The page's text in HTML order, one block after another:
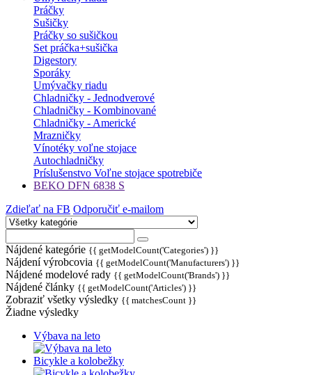
Práčky
Sušičky
Práčky so sušičkou
Set práčka+sušička
Digestory
Sporáky
Umývačky riadu
Chladničky - Jednodverové
Chladničky - Kombinované
Chladničky - Americké
Mrazničky
Vínotéky voľne stojace
Autochladničky
Príslušenstvo Voľne stojace spotrebiče
BEKO DFN 6838 S
Zdieľať na FB Odporučiť e-mailom
Nájdené kategórie {{ getModelCount('Categories') }}
Nájdení výrobcovia {{ getModelCount('Manufacturers') }}
Nájdené modelové rady {{ getModelCount('Brands') }}
Nájdené články {{ getModelCount('Articles') }}
Zobraziť všetky výsledky {{ matchesCount }}
Žiadne výsledky
Výbava na leto
Bicykle a kolobežky